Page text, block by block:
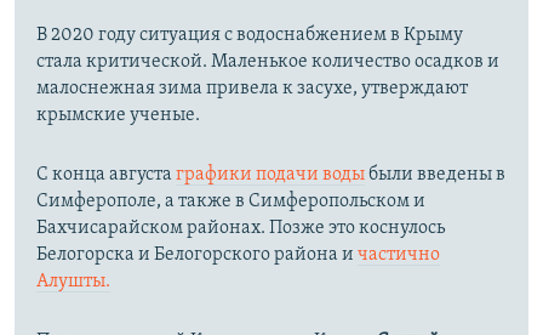
В 2020 году ситуация с водоснабжением в Крыму
стала критической. Маленькое количество осадков и
малоснежная зима привела к засухе, утверждают
крымские ученые.
С конца августа графики подачи водыбыли введены в
Симферополе, а также в Симферопольском и
Бахчисарайском районах. Позже это коснулось
Белогорска и Белогорского района и частично
Алушты.